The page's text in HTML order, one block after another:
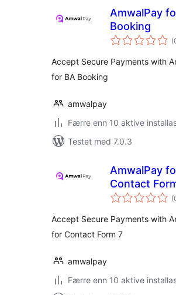
AmwalPay
Booking
Accept Secure Payments with
for BA Booking
amwalpay
Færre enn 10 aktive
Testet med 7.0.3
AmwalPay
Contact
Accept Secure Payments with
for Contact Form 7
amwalpay
Færre enn 10 aktive